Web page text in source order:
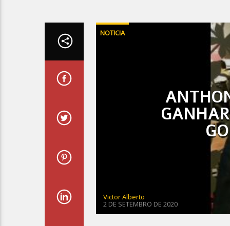
NOTICIA
Victor Alberto
2 DE SETEMBRO DE 2020